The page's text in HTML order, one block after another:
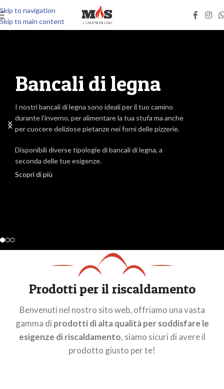
Skip to navigation
Skip to main content
Bancali di legna
I nostri bancali di legna sono ideali per il tuo camino
durante l'inverno, per alimentare la tua stufa ma anche
per cuocere deliziose pietanze nei forni delle pizzerie.
Disponibili diverse tipologie di bancali di legna, a
seconda delle tue esigenze.
Scopri di più
di alta
ecologico e conveniente per riscaldare la tua
con diverse tipologie di stufe e caldaie,
Prodotti per il riscaldamento
Benvenuti nel nostro sito web, offriamo una vasta
gamma di prodotti di alta qualità per soddisfare le
esigenze di riscaldamento, siamo sicuri di avere il
prodotto giusto per te!